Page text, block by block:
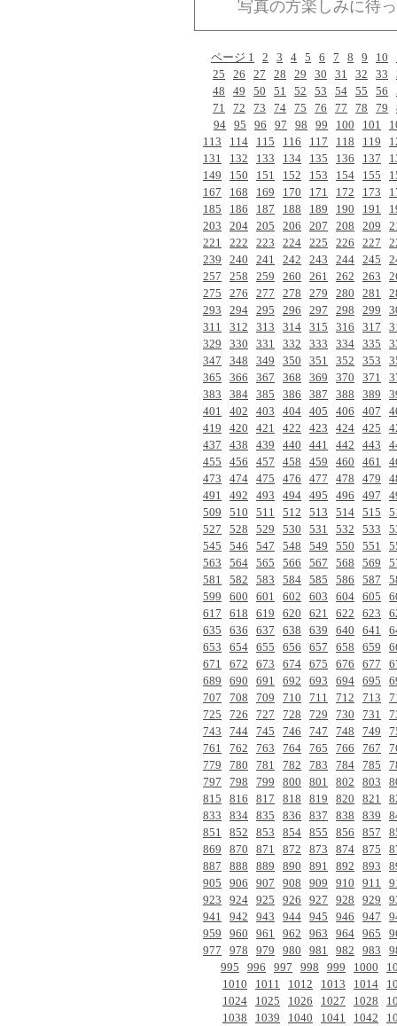
写真の方楽しみに待
ページ 1 2 3 4 5 6 7 8 9 10
25
26 27 28 29 30 31 32 33
48
49 50 51 52 53 54 55 56
71
72 73 74 75 76 77 78 79
94 95 96 97 98 99 100 101
113
114 115 116 117 118 119
131
132 133 134 135 136 137
149
150 151 152 153 154 155
167
168 169 170 171 172 173
185
186 187 188 189 190 191
203
204 205 206 207 208 209
221
222 223 224 225 226 227
239
240 241 242 243 244 245
257
258 259 260 261 262 263
275
276 277 278 279 280 281
293
294 295 296 297 298 299
311
312 313 314 315 316 317
329
330 331 332 333 334 335
347
348 349 350 351 352 353
365
366 367 368 369 370 371
383
384 385 386 387 388 389
401
402 403 404 405 406 407
419
420 421 422 423 424 425
437
438 439 440 441 442 443
455
456 457 458 459 460 461
473
474 475 476 477 478 479
491
492 493 494 495 496 497
509
510 511 512 513 514 515
527
528 529 530 531 532 533
545
546 547 548 549 550 551
563
564 565 566 567 568 569
581
582 583 584 585 586 587
599
600 601 602 603 604 605
617
618 619 620 621 622 623
635
636 637 638 639 640 641
653
654 655 656 657 658 659
671
672 673 674 675 676 677
689
690 691 692 693 694 695
707
708 709 710 711 712 713
725
726 727 728 729 730 731
743
744 745 746 747 748 749
761
762 763 764 765 766 767
779
780 781 782 783 784 785
797
798 799 800 801 802 803
815
816 817 818 819 820 821
833
834 835 836 837 838 839
851
852 853 854 855 856 857
869
870 871 872 873 874 875
887
888 889 890 891 892 893
905
906 907 908 909 910 911
923
924 925 926 927 928 929
941
942 943 944 945 946 947
959
960 961 962 963 964 965
977
978 979 980 981 982 983
995
996 997 998 999 1000
1010
1011 1012 1013 1014
1024
1025 1026 1027 1028
1038
1039 1040 1041 1042